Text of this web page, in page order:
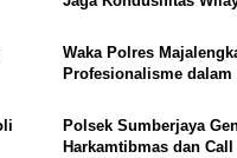
Waka Polres
Profesionalisme
Polsek Sumberjaya
Harkamtibmas dan